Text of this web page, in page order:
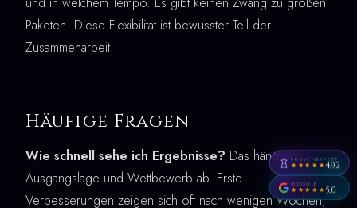
Paketen. Diese Flexibilität ist bewusster Teil der
Zusammenarbeit.
Häufige Fragen
Wie schnell sehe ich Ergebnisse? Das hängt von
Ausgangslage und Wettbewerb ab. Erste
Verbesserungen zeigen sich oft nach wenigen Wochen,
PROVENEXPERT
★★★★★4,92
GOOGLE
★★★★★5,0